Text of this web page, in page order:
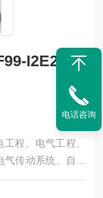
I2E2-V1
程、电气工程、
传动系统、自动
独立承包工程项
电话咨询